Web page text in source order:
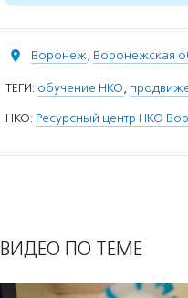
Воронеж, Воронежская
ТЕГИ: обучение НКО,
НКО: Ресурсный центр НКО
ВИДЕО ПО ТЕМЕ